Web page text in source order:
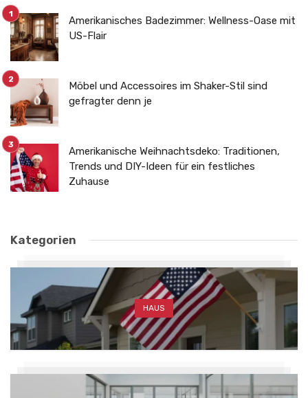
Amerikanisches Badezimmer: Wellness-Oase mit
US-Flair
Möbel und Accessoires im Shaker-Stil sind
gefragter denn je
Amerikanische Weihnachtsdeko: Traditionen,
Trends und DIY-Ideen für ein festliches
Zuhause
Kategorien
HAUS